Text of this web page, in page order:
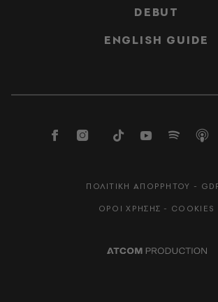
DEBUT
ENGLISH GUIDE
ΠΟΛΙΤΙΚΗ ΑΠΟΡΡΗΤΟΥ -
ΟΡΟΙ ΧΡΗΣΗΣ - COOKIES